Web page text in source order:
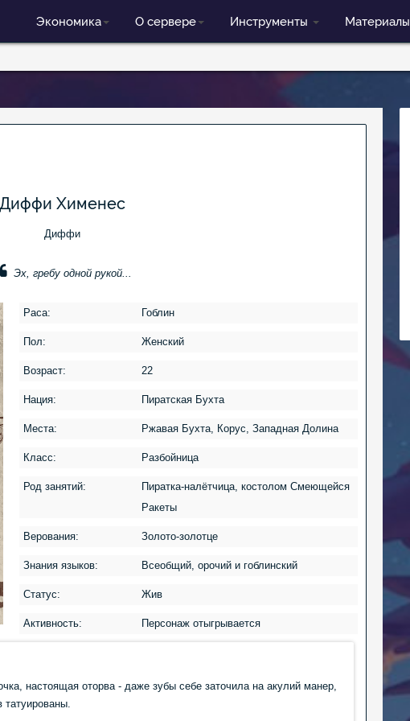
Экономика О сервере Инструменты Материалы
Хименес
Диффи
Эх, гребу одной рукой...
Раса: Гоблин
Пол: Женский
Возраст: 22
Нация: Пиратская Бухта
Места: Ржавая Бухта, Корус, Западная Долина
Класс: Разбойница
Род занятий:
Пиратка-налётчица, костолом Смеющейся
Ракеты
Верования: Золото-золотце
Знания языков: Всеобщий, орочий и гоблинский
Статус: Жив
Активность: Персонаж отыгрывается
настоящая оторва - даже зубы себе заточила на акулий манер,
татуированы.